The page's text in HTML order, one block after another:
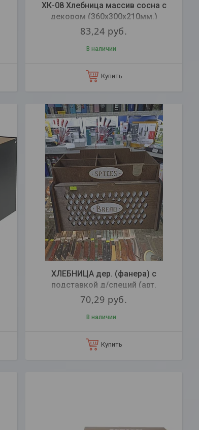
ХК-08 Хлебница массив сосна с
декором (360х300х210мм.)
83,24 руб.
В наличии
Купить
ХЛЕБНИЦА дер. (фанера) с
подставкой д/специй (арт.
BB102143)
70,29 руб.
В наличии
Купить